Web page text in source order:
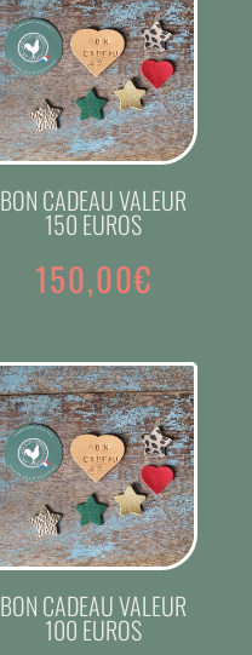
BON CADEAU VALEUR
150 EUROS
150,00€
BON CADEAU VALEUR
100 EUROS